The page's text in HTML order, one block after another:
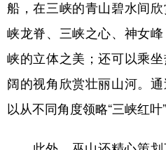
船，在三峡的青山碧水间
峡龙脊、三峡之心、神女
峡的立体之美；还可以乘
阔的视角欣赏壮丽山河。
以从不同角度领略“三峡红叶”